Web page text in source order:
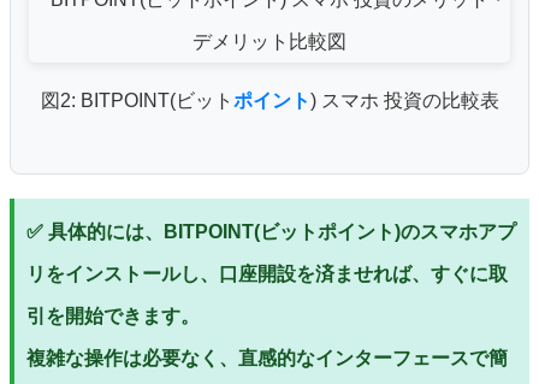
図2: BITPOINT(ビット ポイント) スマホ 投資の比較表
✅ 具体的には、BITPOINT(ビットポイント)のスマホアプ
リをインストールし、口座開設を済ませれば、すぐに取
引を開始できます。
複雑な操作は必要なく、直感的なインターフェースで簡